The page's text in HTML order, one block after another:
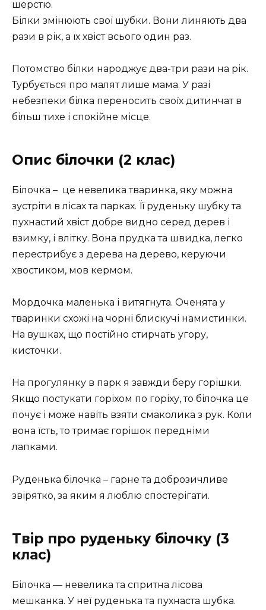
шерстю.
Білки змінюють свої шубки. Вони линяють два
рази в рік, а їх хвіст всього один раз.
Потомство білки народжує два-три рази на рік.
Турбується про малят лише мама. У разі
небезпеки білка переносить своїх дитинчат в
більш тихе і спокійне місце.
Опис білочки (2 клас)
Білочка – це невелика тваринка, яку можна
зустріти в лісах та парках. Її руденьку шубку та
пухнастий хвіст добре видно серед дерев і
взимку, і влітку. Вона прудка та швидка, легко
перестрибує з дерева на дерево, керуючи
хвостиком, мов кермом.
Мордочка маленька і витягнута. Оченята у
тваринки схожі на чорні блискучі намистинки.
На вушках, що постійно стирчать угору,
кисточки.
На прогулянку в парк я завжди беру горішки.
Якщо постукати горіхом по горіху, то білочка це
почує і може навіть взяти смаколика з рук. Коли
вона їсть, то тримає горішок передніми
лапками.
Руденька білочка – гарне та доброзичливе
звірятко, за яким я люблю спостерігати.
Твір про руденьку білочку (3
клас)
Білочка — невелика та спритна лісова
мешканка. У неї руденька та пухнаста шубка.